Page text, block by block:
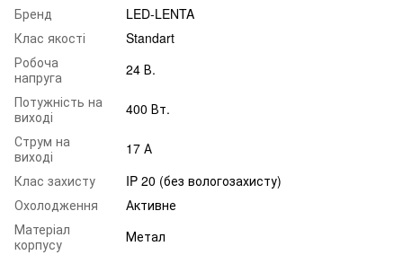
Бренд
LED-LENTA
Клас якості
Standart
Робоча
напруга
24 В.
Потужність на
виході
400 Вт.
Струм на
виході
17 А
Клас захисту
IP 20 (без вологозахисту)
Охолодження
Активне
Матеріал
корпусу
Метал